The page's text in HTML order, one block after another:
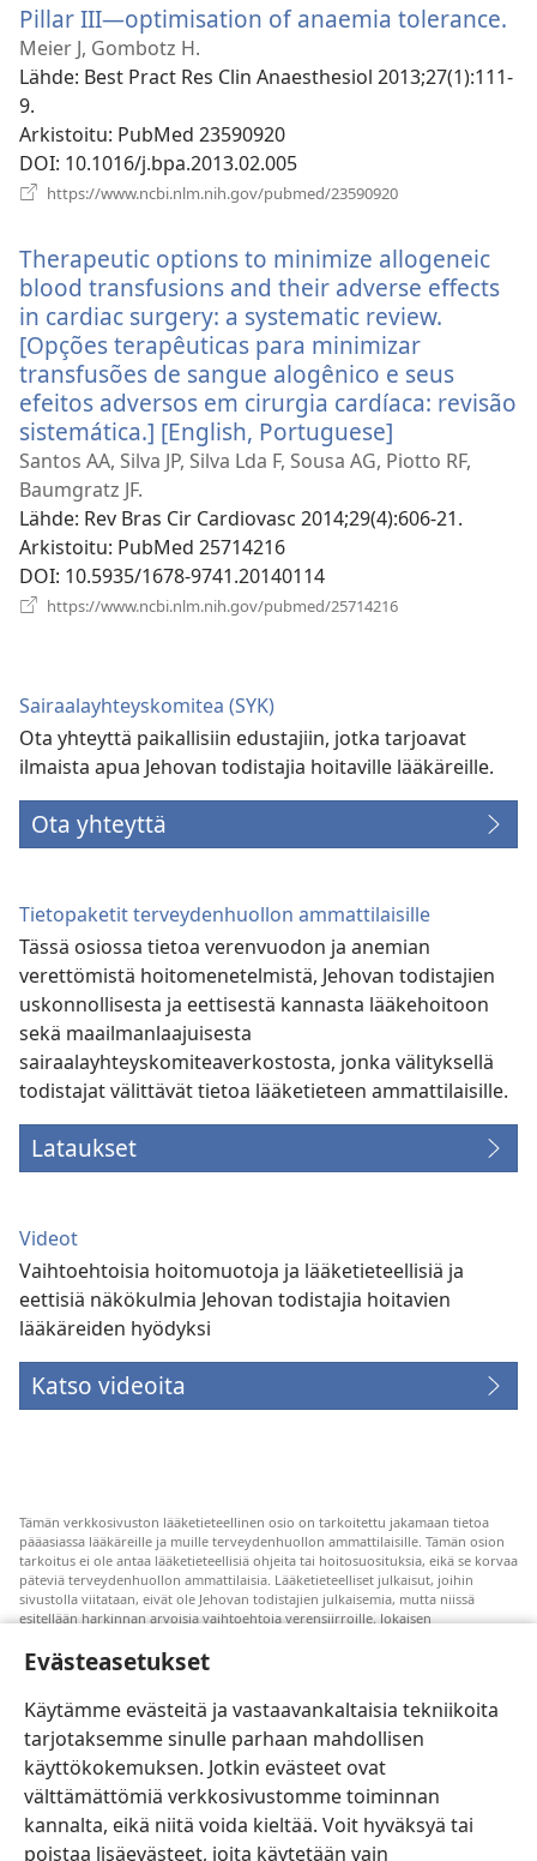
Evästeasetukset
Käytämme evästeitä ja vastaavankaltaisia tekniikoita
tarjotaksemme sinulle parhaan mahdollisen
käyttökokemuksen. Jotkin evästeet ovat
välttämättömiä verkkosivustomme toiminnan
kannalta, eikä niitä voida kieltää. Voit hyväksyä tai
poistaa lisäevästeet, joita käytetään vain
Pillar III—optimisation of anaemia tolerance.
Meier J, Gombotz H.
Lähde‎: Best Pract Res Clin Anaesthesiol 2013;27(1):111-
9.
Arkistoitu‎: PubMed 23590920
DOI‎: 10.1016/j.bpa.2013.02.005
https://www.ncbi.nlm.nih.gov/pubmed/23590920
Therapeutic options to minimize allogeneic
blood transfusions and their adverse effects
in cardiac surgery: a systematic review.
[Opções terapêuticas para minimizar
transfusões de sangue alogênico e seus
efeitos adversos em cirurgia cardíaca: revisão
sistemática.] [English, Portuguese]
uuden
Santos AA, Silva JP, Silva Lda F, Sousa AG, Piotto RF,
Baumgratz JF.
Lähde‎: Rev Bras Cir Cardiovasc 2014;29(4):606-21.
Arkistoitu‎: PubMed 25714216
DOI‎: 10.5935/1678-9741.20140114
https://www.ncbi.nlm.nih.gov/pubmed/25714216
Sairaalayhteyskomitea (SYK)
Ota yhteyttä paikallisiin edustajiin, jotka tarjoavat
ilmaista apua Jehovan todistajia hoitaville lääkäreille.
Ota yhteyttä
Tietopaketit terveydenhuollon ammattilaisille
Tässä osiossa tietoa verenvuodon ja anemian
verettömistä hoitomenetelmistä, Jehovan todistajien
uskonnollisesta ja eettisestä kannasta lääkehoitoon
sekä maailmanlaajuisesta
sairaalayhteyskomiteaverkostosta, jonka välityksellä
todistajat välittävät tietoa lääketieteen ammattilaisille.
Lataukset
Videot
Vaihtoehtoisia hoitomuotoja ja lääketieteellisiä ja
eettisiä näkökulmia Jehovan todistajia hoitavien
lääkäreiden hyödyksi
Katso videoita
Tämän verkkosivuston lääketieteellinen osio on tarkoitettu jakamaan tietoa
pääasiassa lääkäreille ja muille terveydenhuollon ammattilaisille. Tämän osion
tarkoitus ei ole antaa lääketieteellisiä ohjeita tai hoitosuosituksia, eikä se korvaa
päteviä terveydenhuollon ammattilaisia. Lääketieteelliset julkaisut, joihin
sivustolla viitataan, eivät ole Jehovan todistajien julkaisemia, mutta niissä
esitellään harkinnan arvoisia vaihtoehtoja verensiirroille. Jokaisen
tasalla, keskustella hoitovaihtoehdoista potilaan kanssa ja auttaa potilasta
tekemään päätöksiä, joissa otetaan huomioon hänen terveydentilansa, oma
hoitomenetelmät eivät sovellu kaikkiin potilaisiin.
Potilaalle: Pyydä terveydentilaasi ja hoitoasi koskevia ohjeita aina omalta
lääkäriltäsi tai joltain muulta pätevältä terveydenhuollon ammattilaiselta. Jos
epäilet olevasi sairas, ota yhteyttä lääkäriin.
Tutustu tämän sivuston käyttöehtoihin.